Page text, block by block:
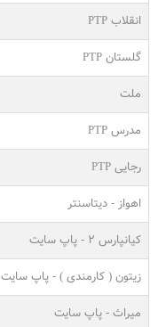
انقلاب PTP
گلستان PTP
ملت
مدرس PTP
رجایی PTP
اهواز - دیتاسنتر
کیانپارس ۲ - پاپ سایت
زیتون ( کارمندی ) - پاپ سایت
میراث - پاپ سایت